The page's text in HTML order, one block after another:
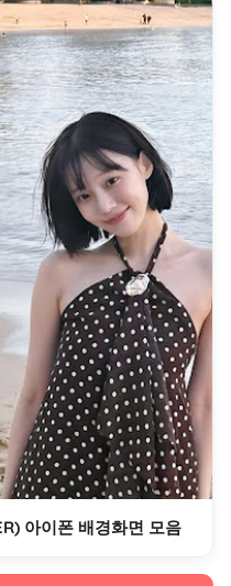
아이폰 배경화면 모음